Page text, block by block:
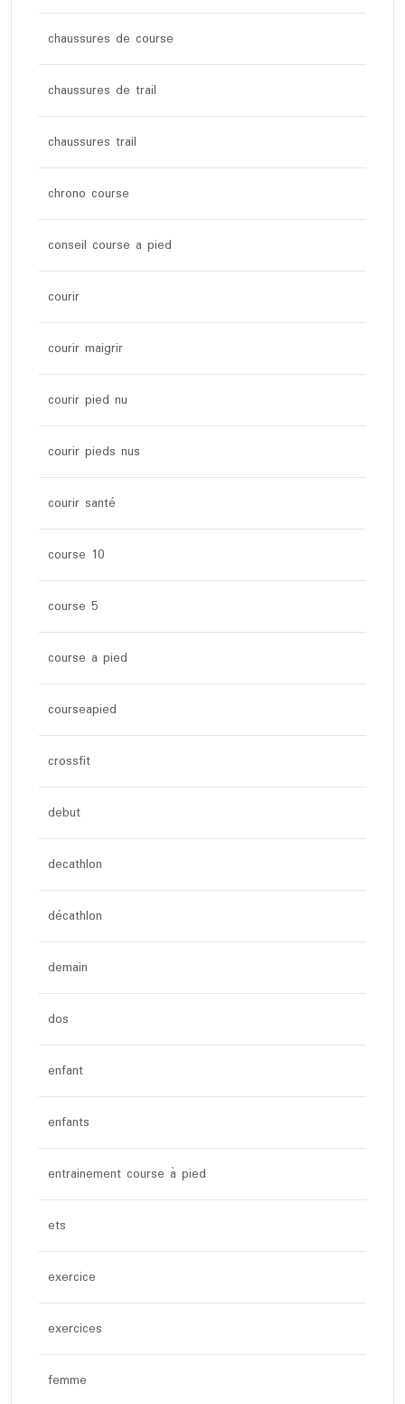
chaussures de course
chaussures de trail
chaussures trail
chrono course
conseil course a pied
courir
courir maigrir
courir pied nu
courir pieds nus
courir santé
course 10
course 5
course a pied
courseapied
crossfit
debut
decathlon
décathlon
demain
dos
enfant
enfants
entrainement course à pied
ets
exercice
exercices
femme